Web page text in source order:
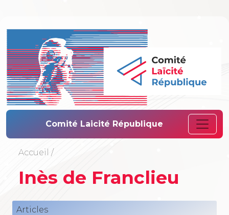
Comité Laïcité
Comité Laicité République
Accueil /
Inès de Franclieu
Articles